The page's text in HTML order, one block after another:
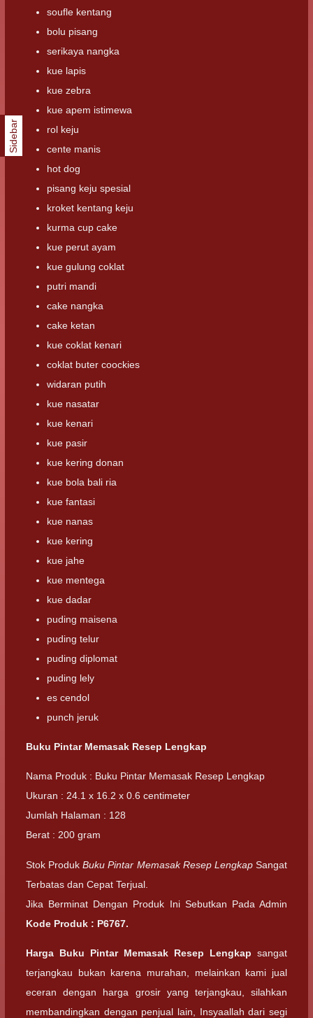
soufle kentang
bolu pisang
serikaya nangka
kue lapis
kue zebra
kue apem istimewa
rol keju
cente manis
hot dog
pisang keju spesial
kroket kentang keju
kurma cup cake
kue perut ayam
kue gulung coklat
putri mandi
cake nangka
cake ketan
kue coklat kenari
coklat buter coockies
widaran putih
kue nasatar
kue kenari
kue pasir
kue kering donan
kue bola bali ria
kue fantasi
kue nanas
kue kering
kue jahe
kue mentega
kue dadar
puding maisena
puding telur
puding diplomat
puding lely
es cendol
punch jeruk
Buku Pintar Memasak Resep Lengkap
Nama Produk : Buku Pintar Memasak Resep Lengkap
Ukuran : 24.1 x 16.2 x 0.6 centimeter
Jumlah Halaman : 128
Berat : 200 gram
Stok ProdukBuku Pintar Memasak Resep LengkapSangat
Terbatas dan Cepat Terjual.
Jika Berminat Dengan Produk Ini Sebutkan Pada Admin
Kode Produk : P6767.
Harga Buku Pintar Memasak Resep Lengkap sangat
terjangkau bukan karena murahan, melainkan kami jual
eceran dengan harga grosir yang terjangkau, silahkan
membandingkan dengan penjual lain, Insyaallah dari segi
Sidebar